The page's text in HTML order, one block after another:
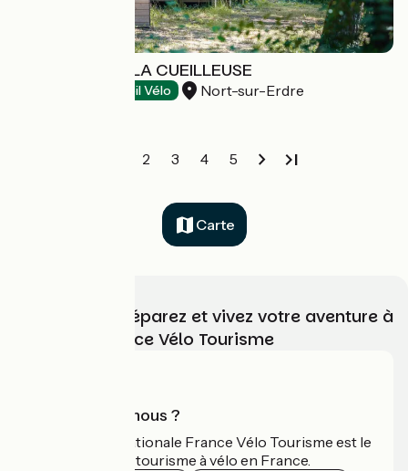
AIRE BIVOUAC LA CUEILLEUSE
Accueil Vélo Nort-sur-Erdre
2 3 4 5
Carte
Choisissez, préparez et vivez votre aventure à
vélo avec France Vélo Tourisme
Qui sommes-nous ?
L'association nationale France Vélo Tourisme est le
guide officiel du tourisme à vélo en France.